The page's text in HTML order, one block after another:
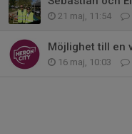
21 maj, 11:54
Möjlighet till en
16 maj, 10:03